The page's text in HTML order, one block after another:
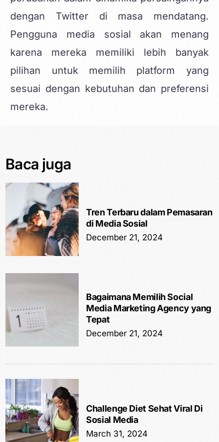
dengan Twitter di masa mendatang.
Pengguna media sosial akan menang
karena mereka memiliki lebih banyak
pilihan untuk memilih platform yang
sesuai dengan kebutuhan dan preferensi
mereka.
Baca juga
Tren Terbaru dalam Pemasaran
di Media Sosial
December 21, 2024
Bagaimana Memilih Social
Media Marketing Agency yang
Tepat
December 21, 2024
Challenge Diet Sehat Viral Di
Sosial Media
March 31, 2024